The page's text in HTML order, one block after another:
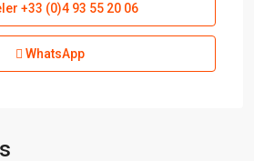
+33 (0)4 93 55 20 06
WhatsApp